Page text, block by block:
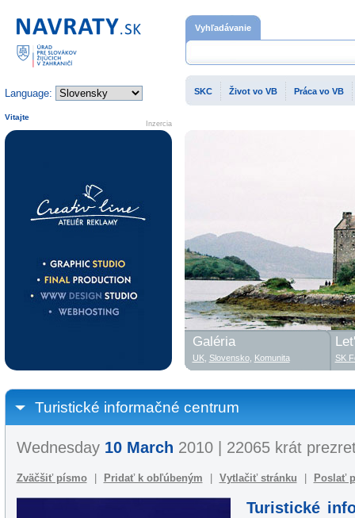
Turistické informačné centrum
Wednesday 10 March 2010 | 22065 krát
Zväčšiť písmo Pridať k obľúbeným Vytlačiť stránku Poslať
Turistické
Domovská stránka
Language:
Vyhľadávanie
SKC Život vo VB Práca vo VB
Inzercia
Vitajte
Galéria
UK, Slovensko, Komunita SK